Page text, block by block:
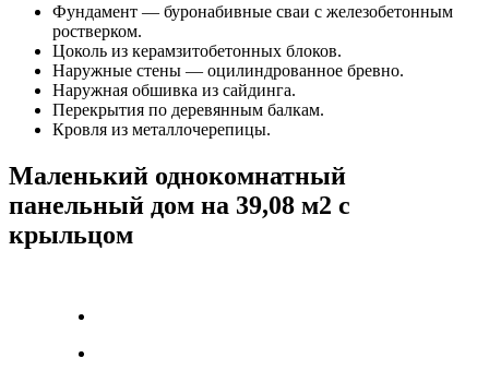
Фундамент — буронабивные сваи с железобетонным
ростверком.
Цоколь из керамзитобетонных блоков.
Наружные стены — оцилиндрованное бревно.
Наружная обшивка из сайдинга.
Перекрытия по деревянным балкам.
Кровля из металлочерепицы.
Маленький однокомнатный
панельный дом на 39,08 м2 с
крыльцом